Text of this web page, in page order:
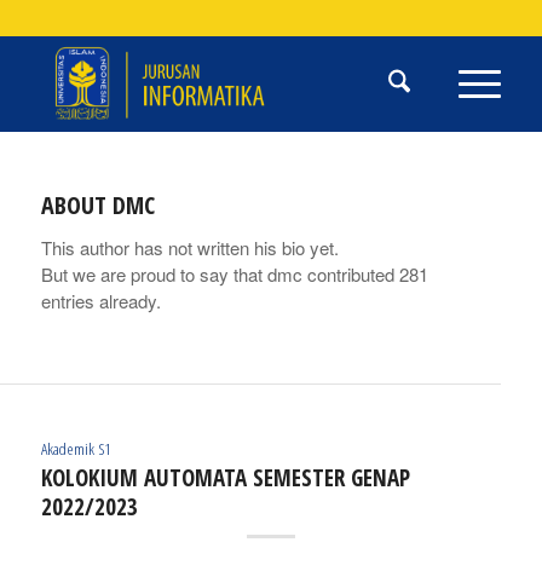
ABOUT DMC
This author has not written his bio yet.
But we are proud to say thatdmc contributed 281
entries already.
Akademik S1
KOLOKIUM AUTOMATA SEMESTER GENAP
2022/2023